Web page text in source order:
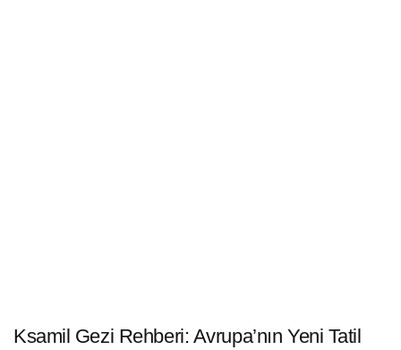
Ksamil Gezi Rehberi: Avrupa’nın Yeni Tatil